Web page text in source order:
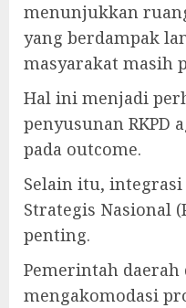
menunjukkan
yang berdampak
masyarakat masih
Hal ini menjadi
penyusunan RKPD
pada outcome.
Selain itu,
Strategis Nasional
penting.
Pemerintah
mengakomodasi